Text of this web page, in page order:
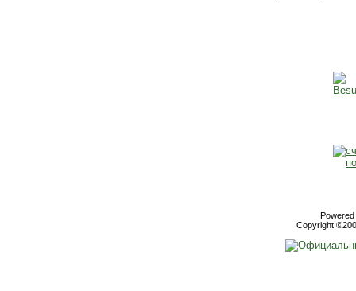
Copyright